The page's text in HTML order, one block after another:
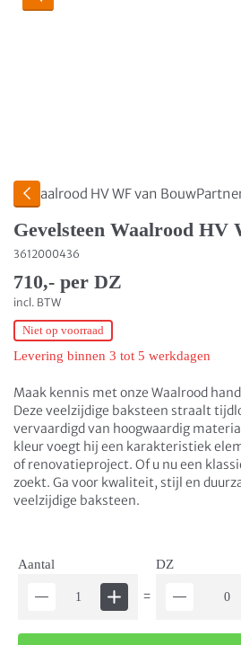
Gevelsteen Waalrood HV
3612000436
710,- per DZ
incl. BTW
Niet op voorraad
Levering binnen 3 tot 5 werkdagen
Maak kennis met onze Waalrood
Deze veelzijdige baksteen straalt
vervaardigd van hoogwaardig
kleur voegt hij een karakteristiek
of renovatieproject. Of u nu een
zoekt. Ga voor kwaliteit, stijl en
veelzijdige baksteen.
Aantal
=
DZ